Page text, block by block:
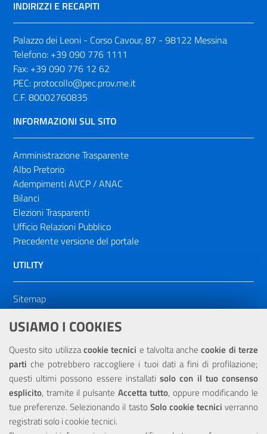
USIAMO I COOKIES
Questo sito utilizzacookie tecnici e talvolta anchecookie di terze
parti che potrebbero raccogliere i tuoi dati a fini di profilazione;
questi ultimi possono essere installatisolo con il tuo consenso
esplicito, tramite il pulsante Accetta tutto, oppure modificando le
tue preferenze. Selezionando il tasto Solo cookie tecnici verranno
registrati solo i cookie tecnici.
INDIRIZZI E RECAPITI
Palazzo dei Leoni - Corso Cavour, 87 - 98122 Messina
Telefono: +39 090 776 1111
Fax: +39 090 776 12 62
PEC: protocollo@pec.prov.me.it
C.F. 80002760835
INFORMAZIONI SUL SITO
Amministrazione Trasparente
Albo Pretorio
Adempimenti AVCP / ANAC
Bilanci
Elezioni Trasparenti
Ufficio Relazioni Pubblico
Precedente versione del portale
UTILITY
Sitemap
Dichiarazione di accessibilità
NOTE LEGALI
Privacy